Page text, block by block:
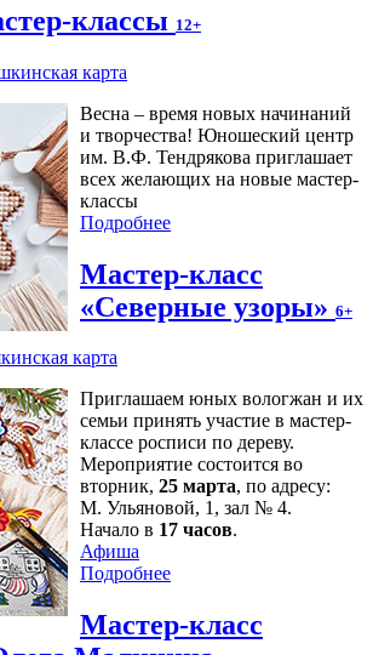
классы 12+
карта
Весна – время новых начинаний
и творчества! Юношеский центр
им. В.Ф. Тендрякова приглашает
всех желающих на новые мастер-
классы
Подробнее
Мастер-класс
«Северные узоры» 6+
карта
Приглашаем юных вологжан и их
семьи принять участие в мастер-
классе росписи по дереву.
Мероприятие состоится во
вторник, 25 марта, по адресу:
М. Ульяновой, 1, зал № 4.
Начало в 17 часов.
Афиша
Подробнее
Мастер-класс